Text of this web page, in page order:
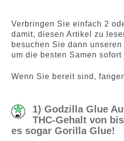
auf
Kundenb
ewertung
en
Verbringen Sie einfach 2
damit, diesen Artikel zu
besuchen Sie dann unseren
um die besten Samen
Wenn Sie bereit sind,
1) Godzilla Glue
THC-Gehalt von
es sogar Gorilla Glue!